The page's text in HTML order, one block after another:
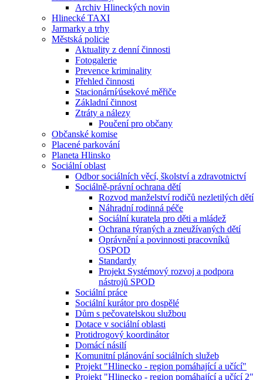
Archiv Hlineckých novin
Hlinecké TAXI
Jarmarky a trhy
Městská policie
Aktuality z denní činnosti
Fotogalerie
Prevence kriminality
Přehled činnosti
Stacionární⁄úsekové měřiče
Základní činnost
Ztráty a nálezy
Poučení pro občany
Občanské komise
Placené parkování
Planeta Hlinsko
Sociální oblast
Odbor sociálních věcí, školství a zdravotnictví
Sociálně-právní ochrana dětí
Rozvod manželství rodičů nezletilých dětí
Náhradní rodinná péče
Sociální kuratela pro děti a mládež
Ochrana týraných a zneužívaných dětí
Oprávnění a povinnosti pracovníků
OSPOD
Standardy
Projekt Systémový rozvoj a podpora
nástrojů SPOD
Sociální práce
Sociální kurátor pro dospělé
Dům s pečovatelskou službou
Dotace v sociální oblasti
Protidrogový koordinátor
Domácí násilí
Komunitní plánování sociálních služeb
Projekt "Hlinecko - region pomáhající a učící"
Projekt "Hlinecko - region pomáhající a učící 2"